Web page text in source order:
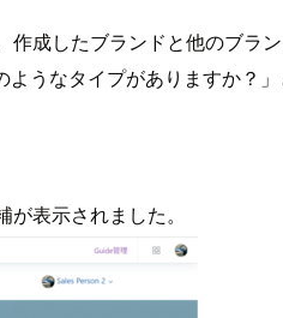
成したブランドと他のブ
うなタイプがありますか？
表示されました。